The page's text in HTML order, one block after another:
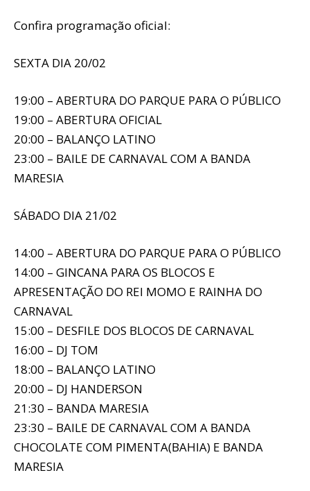
Confira programação oficial:
SEXTA DIA 20/02
19:00 – ABERTURA DO PARQUE PARA O PÚBLICO
19:00 – ABERTURA OFICIAL
20:00 – BALANÇO LATINO
23:00 – BAILE DE CARNAVAL COM A BANDA
MARESIA
SÁBADO DIA 21/02
14:00 – ABERTURA DO PARQUE PARA O PÚBLICO
14:00 – GINCANA PARA OS BLOCOS E
APRESENTAÇÃO DO REI MOMO E RAINHA DO
CARNAVAL
15:00 – DESFILE DOS BLOCOS DE CARNAVAL
16:00 – DJ TOM
18:00 – BALANÇO LATINO
20:00 – DJ HANDERSON
21:30 – BANDA MARESIA
23:30 – BAILE DE CARNAVAL COM A BANDA
CHOCOLATE COM PIMENTA(BAHIA) E BANDA
MARESIA